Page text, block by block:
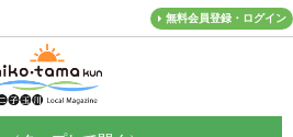
無料会員登録・ログイン